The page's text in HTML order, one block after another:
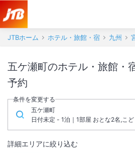
JTBホーム ホテル・旅館・宿 九州
五ケ瀬町のホテル・旅館・宿（
予約
条件を変更する
五ケ瀬町
日付未定 - 1泊｜1部屋 おとな2名,こ
詳細エリアに絞り込む